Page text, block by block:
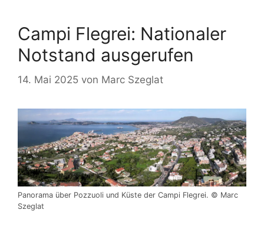
Campi Flegrei: Nationaler
Notstand ausgerufen
14. Mai 2025 von Marc Szeglat
Panorama über Pozzuoli und Küste der Campi Flegrei. © Marc
Szeglat